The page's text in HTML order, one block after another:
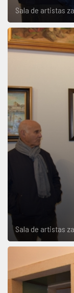
Sala de artistas
Sala de artistas